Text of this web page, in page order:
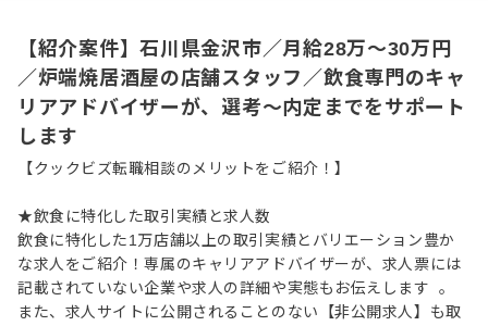
【紹介案件】石川県金沢市／月給28万～30万円
／炉端焼居酒屋の店舗スタッフ／飲食専門のキャ
リアアドバイザーが、選考～内定までをサポート
します
【クックビズ転職相談のメリットをご紹介！】
★飲食に特化した取引実績と求人数
飲食に特化した1万店舗以上の取引実績とバリエーション豊か
な求人をご紹介！専属のキャリアアドバイザーが、求人票には
記載されていない企業や求人の詳細や実態もお伝えします 。
また、求人サイトに公開されることのない【非公開求人】も取